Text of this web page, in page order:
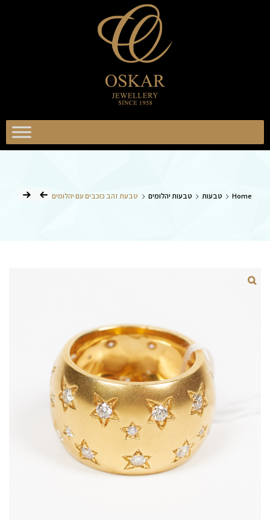
תכשיטים
Home טבעות טבעות יהלומים טבעת זהב כוכבים עם יהלומים